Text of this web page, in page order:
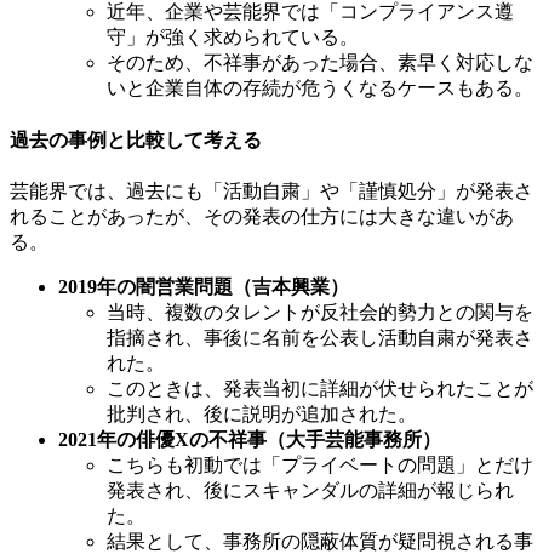
近年、企業や芸能界では「コンプライアンス遵
守」が強く求められている。
そのため、不祥事があった場合、素早く対応しな
いと企業自体の存続が危うくなるケースもある。
過去の事例と比較して考える
芸能界では、過去にも「活動自粛」や「謹慎処分」が発表さ
れることがあったが、その発表の仕方には大きな違いがあ
る。
2019年の闇営業問題（吉本興業）
当時、複数のタレントが反社会的勢力との関与を
指摘され、事後に名前を公表し活動自粛が発表さ
れた。
このときは、発表当初に詳細が伏せられたことが
批判され、後に説明が追加された。
2021年の俳優Xの不祥事（大手芸能事務所）
こちらも初動では「プライベートの問題」とだけ
発表され、後にスキャンダルの詳細が報じられ
た。
結果として、事務所の隠蔽体質が疑問視される事